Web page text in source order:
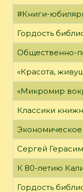
#Книги-
Гордость
Общественно-
«Красота,
«Микромир
Классики
Экономическое
Сергей
К 80-летию
Гордость